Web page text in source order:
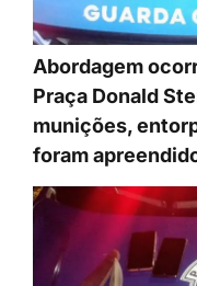
Abordagem
Praça Donald
munições,
foram